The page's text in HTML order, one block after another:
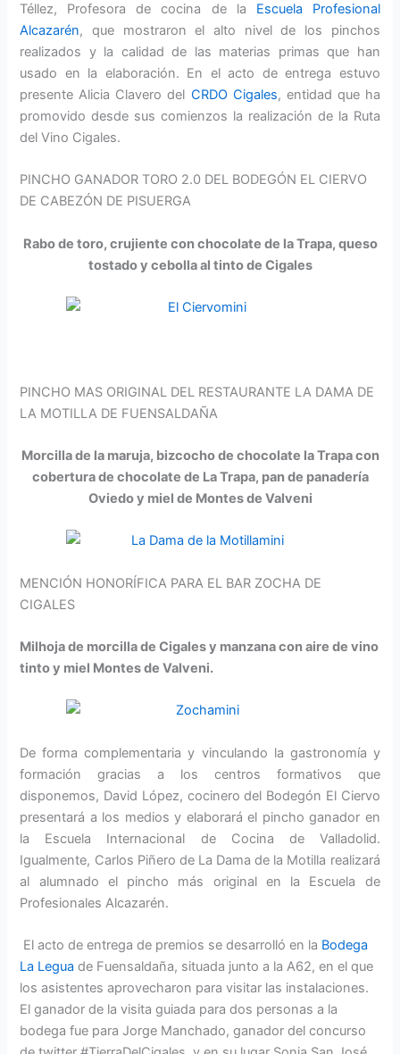
Téllez, Profesora de cocina de la Escuela Profesional
Alcazarén, que mostraron el alto nivel de los pinchos
realizados y la calidad de las materias primas que han
usado en la elaboración. En el acto de entrega estuvo
presente Alicia Clavero del CRDO Cigales, entidad que ha
promovido desde sus comienzos la realización de la Ruta
del Vino Cigales.
PINCHO GANADOR TORO 2.0 DEL BODEGÓN EL CIERVO
DE CABEZÓN DE PISUERGA
Rabo de toro, crujiente con chocolate de la Trapa, queso
tostado y cebolla al tinto de Cigales
PINCHO MAS ORIGINAL DEL RESTAURANTE LA DAMA DE
LA MOTILLA DE FUENSALDAÑA
Morcilla de la maruja, bizcocho de chocolate la Trapa con
cobertura de chocolate de La Trapa, pan de panadería
Oviedo y miel de Montes de Valveni
MENCIÓN HONORÍFICA PARA EL BAR ZOCHA DE
CIGALES
Milhoja de morcilla de Cigales y manzana con aire de vino
tinto y miel Montes de Valveni.
De forma complementaria y vinculando la gastronomía y
formación gracias a los centros formativos que
disponemos, David López, cocinero del Bodegón El Ciervo
presentará a los medios y elaborará el pincho ganador en
la Escuela Internacional de Cocina de Valladolid.
Igualmente, Carlos Piñero de La Dama de la Motilla realizará
al alumnado el pincho más original en la Escuela de
Profesionales Alcazarén.
El acto de entrega de premios se desarrolló en la Bodega
La Legua de Fuensaldaña, situada junto a la A62, en el que
los asistentes aprovecharon para visitar las instalaciones.
El ganador de la visita guiada para dos personas a la
bodega fue para Jorge Manchado, ganador del concurso